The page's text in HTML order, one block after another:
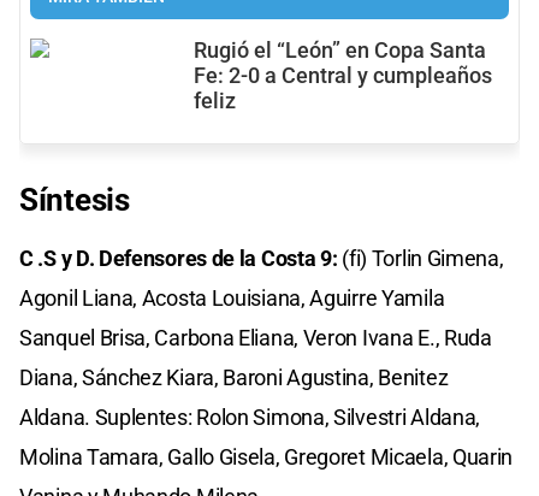
Rugió el “León” en Copa Santa
Fe: 2-0 a Central y cumpleaños
feliz
Síntesis
C .S y D. Defensores de la Costa 9: (fi) Torlin Gimena,
Agonil Liana, Acosta Louisiana, Aguirre Yamila
Sanquel Brisa, Carbona Eliana, Veron Ivana E., Ruda
Diana, Sánchez Kiara, Baroni Agustina, Benitez
Aldana. Suplentes: Rolon Simona, Silvestri Aldana,
Molina Tamara, Gallo Gisela, Gregoret Micaela, Quarin